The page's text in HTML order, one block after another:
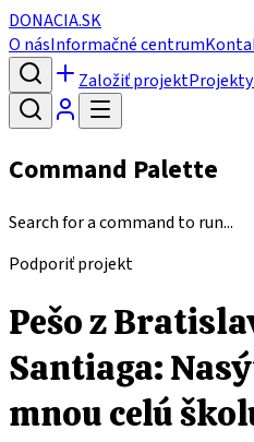
DONACIA.SK
O násInformačné centrum
Založiť projektProjekty
Command Palette
Search for a command to run...
Podporiť projekt
Pešo z
Santiaga:
mnou celú